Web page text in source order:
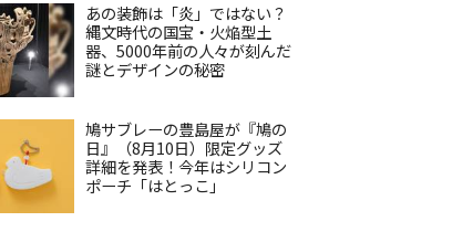
あの装飾は「炎」ではない？
縄文時代の国宝・火焔型土
器、5000年前の人々が刻んだ
謎とデザインの秘密
鳩サブレーの豊島屋が『鳩の
日』（8月10日）限定グッズ
詳細を発表！今年はシリコン
ポーチ「はとっこ」